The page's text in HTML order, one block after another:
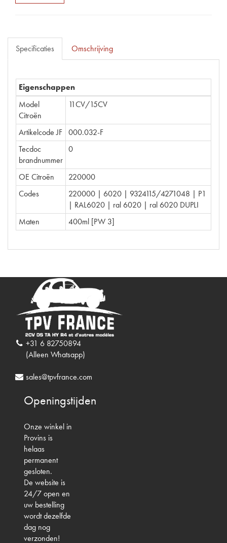
Specificaties Omschrijving
Eigenschappen
Model
Citroën
11CV/15CV
Artikelcode JF 000.032-F
Tecdoc
brandnummer
0
OE Citroën
220000
Codes
220000 | 6020 | 9324115/4271048 | P1
| RAL6020 | ral 6020 | ral 6020 DUPLI
Maten
400ml [PW 3]
+31 6 82750894
(Alleen Whatsapp)
sales@tpvfrance.com
Openingstijden
Onze winkel in
Provins is
helaas
permanent
gesloten.
De website is
24/7 open en
uw bestelling
wordt dezelfde
dag nog
verzonden!